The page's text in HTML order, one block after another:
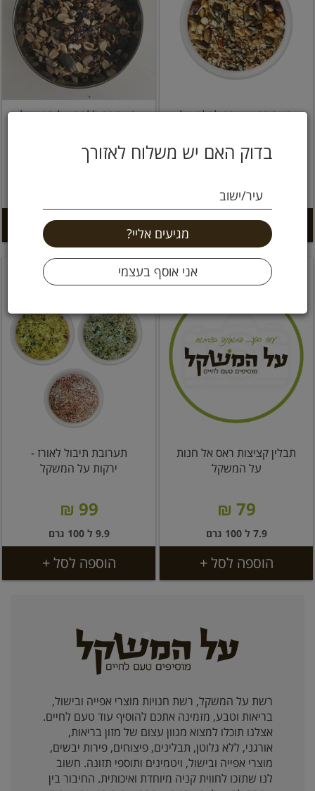
בדוק האם יש משלוח לאזורך
עיר/ישוב
תערובת עשירה לסלט על
99 ₪
9.9 ל 100 גרם
הוספה לסל +
תערובת ללחם על המשקל
69 ₪
הוספה לסל +
תבלין קציצות ראס אל חנות
על המשקל
79 ₪
7.9 ל 100 גרם
הוספה לסל +
תערובת תיבול לאורז -
ירקות על המשקל
99 ₪
9.9 ל 100 גרם
הוספה לסל +
רשת על המשקל, רשת חנויות מוצרי אפייה ובישול,
בריאות וטבע, מזמינה אתכם להוסיף עוד טעם לחיים.
אצלנו תוכלו למצוא מגוון עצום של מזון בריאות,
אורגני, ללא גלוטן, תבלינים, פיצוחים, פירות יבשים,
מוצרי אפייה ובישול, ויטמינים ותוספי תזונה. חשוב
לנו שתזכו לחווית קניה מיוחדת ואיכותית. החיבור בין